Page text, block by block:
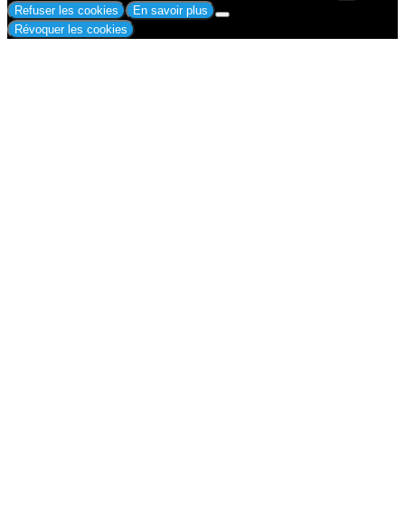
Refuser les cookies
En savoir plus
Révoquer les cookies